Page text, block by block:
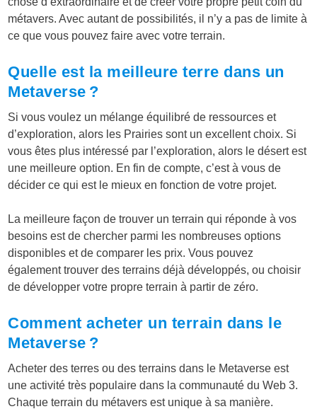
métavers. Avec autant de possibilités, il n’y a pas de limite à
ce que vous pouvez faire avec votre terrain.
Quelle est la meilleure terre dans un
Metaverse ?
Si vous voulez un mélange équilibré de ressources et
d’exploration, alors les Prairies sont un excellent choix. Si
vous êtes plus intéressé par l’exploration, alors le désert est
une meilleure option. En fin de compte, c’est à vous de
décider ce qui est le mieux en fonction de votre projet.
La meilleure façon de trouver un terrain qui réponde à vos
besoins est de chercher parmi les nombreuses options
disponibles et de comparer les prix. Vous pouvez
également trouver des terrains déjà développés, ou choisir
de développer votre propre terrain à partir de zéro.
Comment acheter un terrain dans le
Metaverse ?
Acheter des terres ou des terrains dans le Metaverse est
une activité très populaire dans la communauté du Web 3.
Chaque terrain du métavers est unique à sa manière.